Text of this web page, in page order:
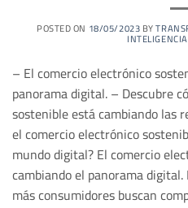
POSTED ON 18/05/2023BY
– El comercio electrónico
panorama digital. – Descubre
sostenible está cambiando las
el comercio electrónico
mundo digital? El comercio
cambiando el panorama
más consumidores buscan